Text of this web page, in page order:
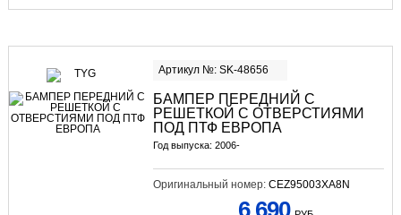
Артикул №: SK-48656
БАМПЕР ПЕРЕДНИЙ С
РЕШЕТКОЙ С ОТВЕРСТИЯМИ
ПОД ПТФ ЕВРОПА
Год выпуска: 2006-
Оригинальный номер: CEZ95003XA8N
6 690